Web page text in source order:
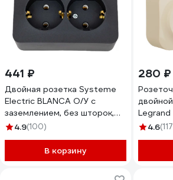
441 ₽
Двойная розетка Systeme
Electric BLANCA О/У с
заземлением, без шторок,
АНТРАЦИТ BLNRA010206
4.9(100)
В корзину
280 ₽
IP20
зажимы
4.6